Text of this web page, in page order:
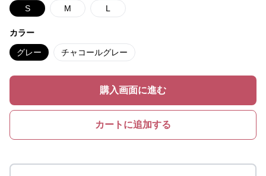
S M L
カラー
グレー チャコールグレー
購入画面に進む
カートに追加する